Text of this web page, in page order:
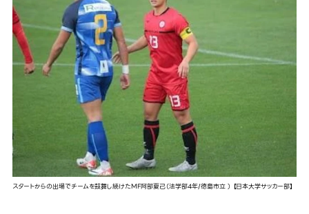
スタートからの出場でチームを鼓舞し続けたMF阿部夏己（法学部4年/徳島市立 ） 【日本大学サッカー部】